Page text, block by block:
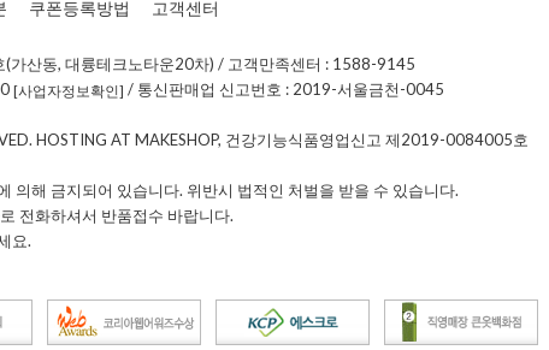
쿠폰등록방법 고객센터
가산동, 대륭테크노타운20차) / 고객만족센터 : 1588-9145
[사업자정보확인] / 통신판매업 신고번호 : 2019-서울금천-0045
HOSTING AT MAKESHOP, 건강기능식품영업신고 제2019-0084005호
해 금지되어 있습니다. 위반시 법적인 처벌을 받을 수 있습니다.
전화하셔서 반품접수 바랍니다.
요.